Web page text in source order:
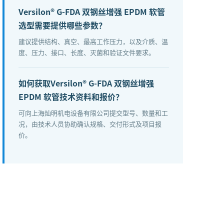
Versilon® G-FDA 双钢丝增强 EPDM 软管
选型需要提供哪些参数？
建议提供结构、真空、最高工作压力，以及介质、温
度、压力、接口、长度、灭菌和验证文件要求。
如何获取Versilon® G-FDA 双钢丝增强
EPDM 软管技术资料和报价？
可向上海灿明机电设备有限公司提交型号、数量和工
况，由技术人员协助确认规格、交付形式及项目报
价。